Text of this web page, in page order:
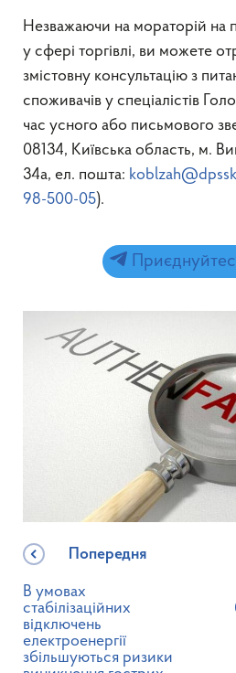
Незважаючи на мораторій на
у сфері торгівлі, ви можете
змістовну консультацію з
споживачів у спеціалістів
час усного або письмового
08134, Київська область, м.
34а, ел. пошта:
98-500-05).
Попередня
В умовах
стабілізаційних
відключень
електроенергії
збільшуються ризики